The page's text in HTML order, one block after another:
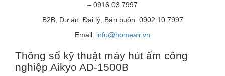
– 0916.03.7997
B2B, Dự án, Đại lý, Bán buôn: 0902.10.7997
Email: info@homeair.vn
Thông số kỹ thuật máy hút ẩm công
nghiệp Aikyo AD-1500B